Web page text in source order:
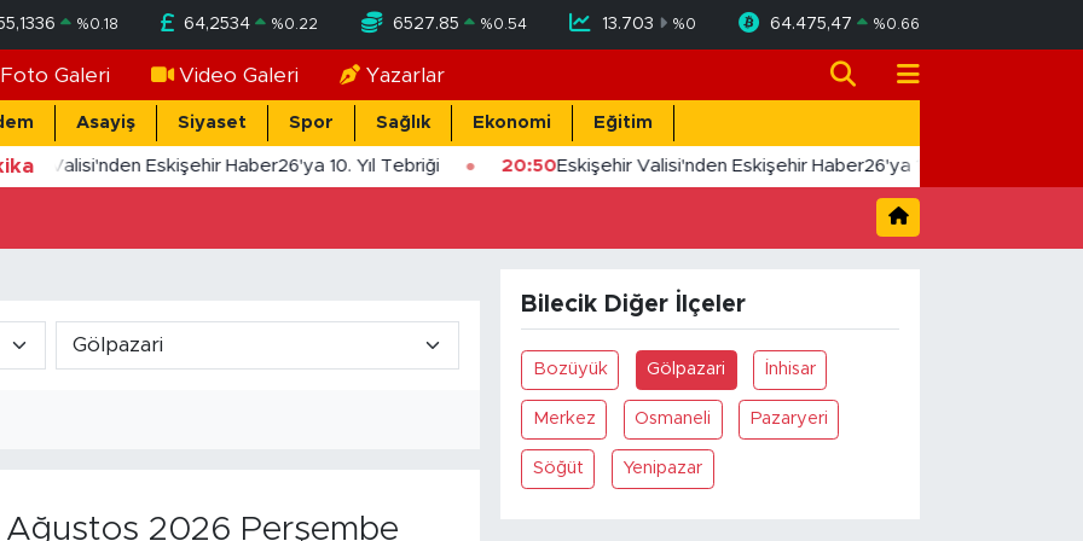
%0.18 64,2534 %0.22 6527.85 %0.54 13.703 %0 64.475,47 %0.66
Foto Galeri Video Galeri Yazarlar
Asayiş Siyaset Spor Sağlık Ekonomi Eğitim
Valisi'nden Eskişehir Haber26'ya 10. Yıl Tebriği 20:50Eskişehir Valisi'nden Eskişehir Haber26'ya 10. Yıl Tebriği
2026 Perşembe
Bilecik Diğer İlçeler
Bozüyük Gölpazari İnhisar
Merkez Osmaneli Pazaryeri
Söğüt Yenipazar